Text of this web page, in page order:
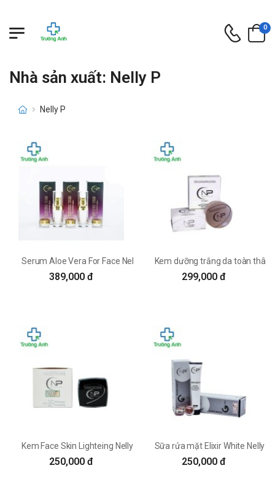
0
Nhà sản xuất: Nelly P
Nelly P
Serum Aloe Vera For Face Nelly P
389,000 đ
Kem dưỡng trắng da toàn thân
299,000 đ
Kem Face Skin Lighteing Nelly P cực hot hiện nay
250,000 đ
Sữa rửa mặt Elixir White Nelly P
250,000 đ